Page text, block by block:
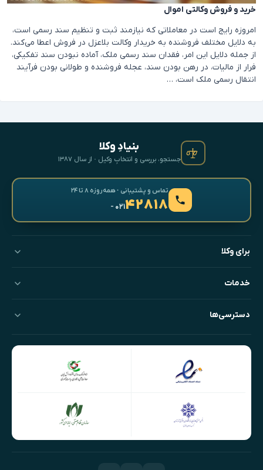
خرید و فروش وکالتی اموال
امروزه رایج است در معاملاتی که نیازمند ثبت و تنظیم سند رسمی است،
به دلایل مختلف فروشنده به خریدار وکالت بلاعزل در فروش اعطا می‌کند.
از جمله دلایل این امر، فقدان سند رسمی ملک، آماده نبودن سند تفکیکی،
فرار از مالیات، در رهن بودن سند، عجله فروشنده و طولانی بودن فرآیند
انتقال رسمی ملک است، …
بنیادِ وکلا
جستجو، بررسی و انتخابِ وکیل · از سال ۱۳۸۷
تماس و پشتیبانی · همه‌روزه ۸ تا ۲۴
۴۲۸۱۸- ۰۲۱
برای وکلا
خدمات
دسترسی‌ها